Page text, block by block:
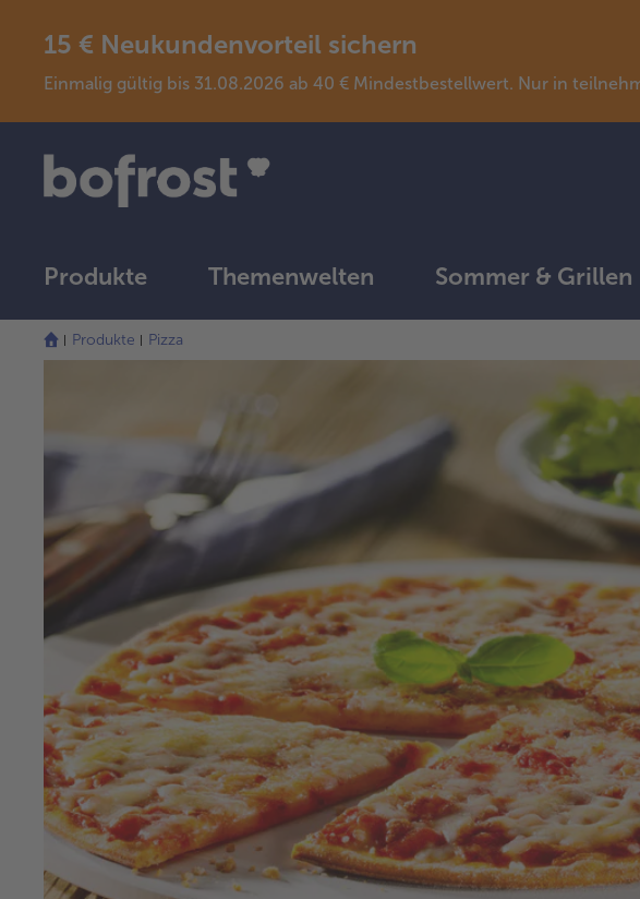
15 € Neukundenvorteil sichern
Einmalig gültig bis 31.08.2026 ab 40 € Mindestbestellwert. Nur in
Produkte Themenwelten Sommer & Grillen
Produkte Pizza